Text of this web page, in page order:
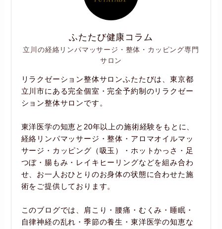
ふたたび健康コラム
立川の経絡リンパマッサージ・整体・カッピング専門
サロン
リラクゼーション整体サロンふたたびは、東京都
立川市にある完全個室・完全予約制のリラクゼー
ション整体サロンです。
東洋医学の知恵と20年以上の施術経験をもとに、
経絡リンパマッサージ・整体・アロマオイルマッ
サージ・カッピング（吸玉）・ホットかっさ・足
つぼ・腸もみ・レイキヒーリングなどを組み合わ
せ、お一人おひとりのお身体の状態に合わせた施
術をご提供しております。
このブログでは、肩こり・腰痛・むくみ・睡眠・
自律神経の乱れ・季節の養生・東洋医学の知恵な